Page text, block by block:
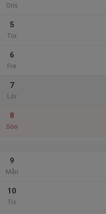
Ons
5
Tor
6
Fre
7
Lör
8
Sön
9
Mån
10
Tis